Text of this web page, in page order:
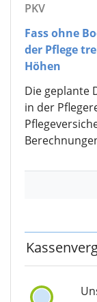
PKV
Fass ohne
der Pflege
Höhen
Die geplante
in der